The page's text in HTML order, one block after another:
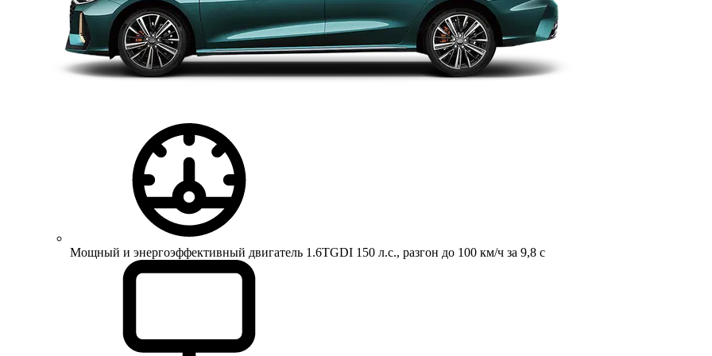
Мощный и энергоэффективный двигатель 1.6TGDI 150 л.с., разгон до 100 км/ч за 9,8 с